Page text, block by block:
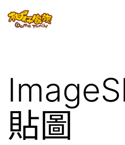
至柑
BLOG
貼圖